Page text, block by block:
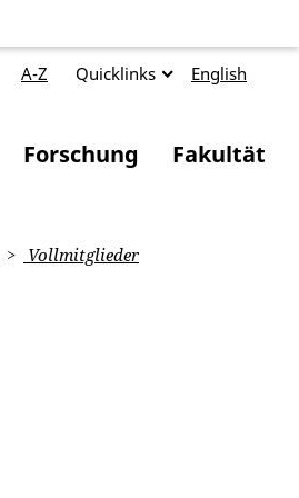
A-Z Quicklinks English
Forschung Fakultät
Vollmitglieder